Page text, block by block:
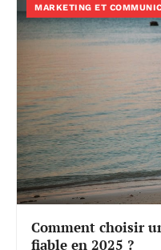
MARKETING ET
Comment choisir
fiable en 2025 ?